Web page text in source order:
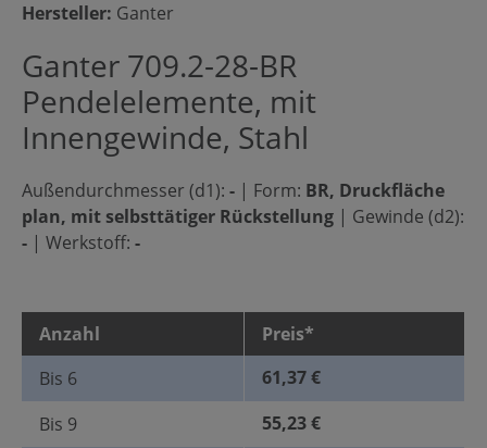
Hersteller: Ganter
Ganter 709.2-28-BR
Pendelelemente, mit
Innengewinde, Stahl
Außendurchmesser (d1): - | Form: BR, Druckfläche
plan, mit selbsttätiger Rückstellung | Gewinde (d2):
- | Werkstoff: -
Anzahl
Preis*
Bis 6
61,37 €
Bis 9
55,23 €